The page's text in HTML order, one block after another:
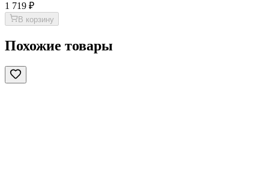
1 719 ₽
В корзину
Похожие товары